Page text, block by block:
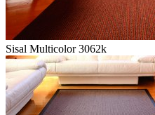
Sisal Multicolor 3062k